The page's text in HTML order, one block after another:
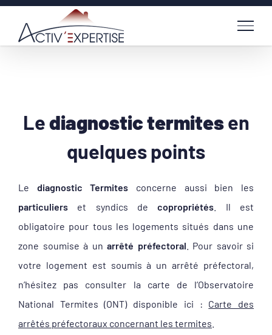
Passer
contenu
Lediagnostic termitesen
quelques points
Le diagnostic Termites concerne aussi bien les
particuliers et syndics decopropriétés . Il est
obligatoire pour tous les logements situés dans une
zone soumise à un arrêté préfectoral . Pour savoir si
votre logement est soumis à un arrêté préfectoral,
n’hésitez pas consulter la carte de l’Observatoire
National Termites (ONT) disponible ici : Carte des
arrêtés préfectoraux concernant les termites